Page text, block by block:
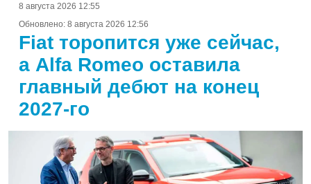
8 августа 2026 12:55
Обновлено: 8 августа 2026 12:56
Fiat торопится уже сейчас,
а Alfa Romeo оставила
главный дебют на конец
2027-го